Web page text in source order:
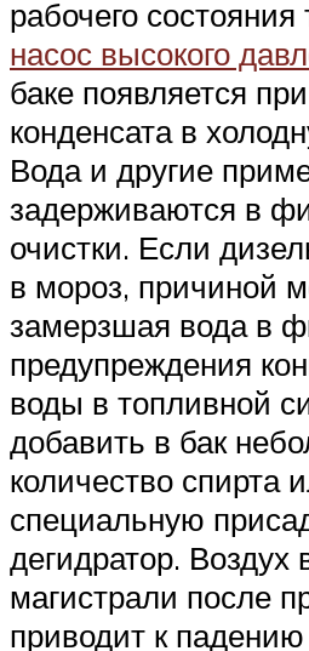
рабочего
насос высокого
баке появляется
конденсата в
Вода и другие
задерживаются в
очистки. Если
в мороз, причиной
замерзшая вода в
предупреждения
воды в топливной
добавить в бак
количество спирта
специальную
дегидратор. Воздух
магистрали после
приводит к